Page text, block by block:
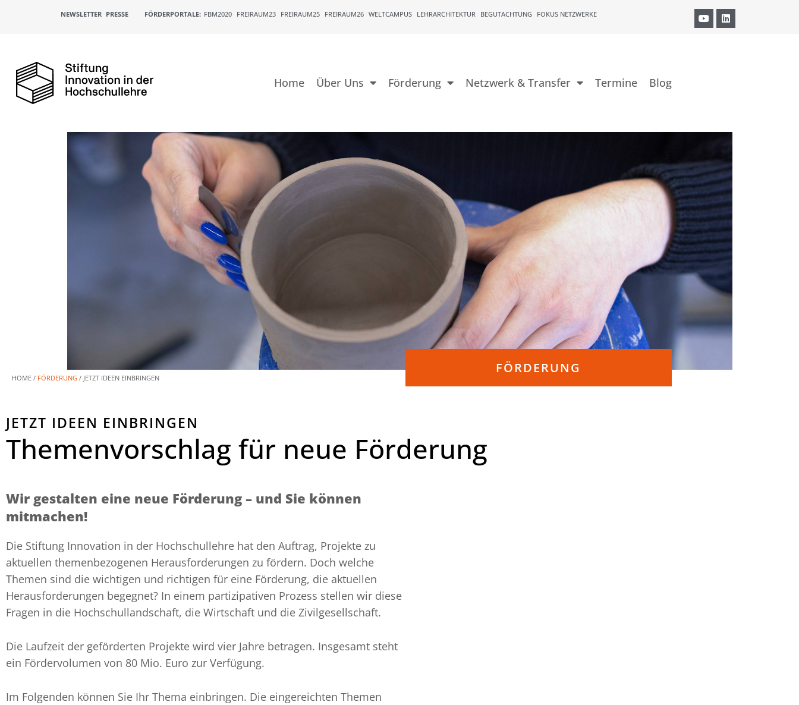
NEWSLETTER PRESSE FÖRDERPORTALE: FBM2020 FREIRAUM23 FREIRAUM25 FREIRAUM26 WELTCAMPUS LEHRARCHITEKTUR BEGUTACHTUNG FOKUS NETZWERKE
Home Über Uns Förderung Netzwerk & Transfer Termine Blog
FÖRDERUNG
HOME / FÖRDERUNG / JETZT IDEEN EINBRINGEN
JETZT IDEEN EINBRINGEN
Themenvorschlag für neue Förderung
Wir gestalten eine neue Förderung – und Sie können
mitmachen!
Die Stiftung Innovation in der Hochschullehre hat den Auftrag, Projekte zu
aktuellen themenbezogenen Herausforderungen zu fördern. Doch welche
Themen sind die wichtigen und richtigen für eine Förderung, die aktuellen
Herausforderungen begegnet? In einem partizipativen Prozess stellen wir diese
Fragen in die Hochschullandschaft, die Wirtschaft und die Zivilgesellschaft.
Die Laufzeit der geförderten Projekte wird vier Jahre betragen. Insgesamt steht
ein Fördervolumen von 80 Mio. Euro zur Verfügung.
Im Folgenden können Sie Ihr Thema einbringen. Die eingereichten Themen